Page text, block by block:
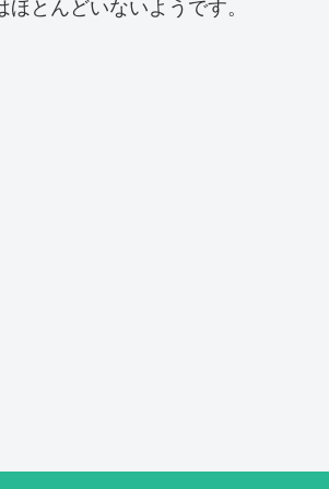
ほとんどいないようです。